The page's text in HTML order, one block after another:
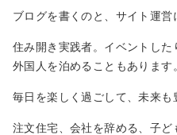
ブログを書くのと、サイト運営
住み開き実践者。イベントし
外国人を泊めることもあります。
毎日を楽しく過ごして、未来も
注文住宅、会社を辞める、子